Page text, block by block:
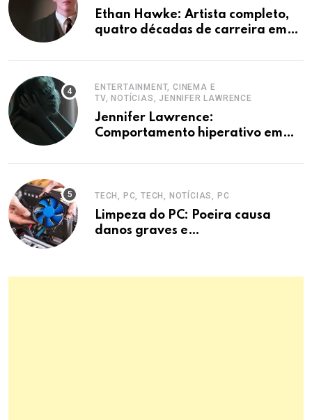
Ethan Hawke: Artista completo,
quatro décadas de carreira em
ENTERTAINMENT, CINEMA E
TV, NOTÍCIAS, JENNIFER LAWRENCE
Jennifer Lawrence:
Comportamento hiperativo em
defesa.
TECH, PC, TECH, NOTÍCIAS, PC
Limpeza do PC: Poeira causa
danos graves e